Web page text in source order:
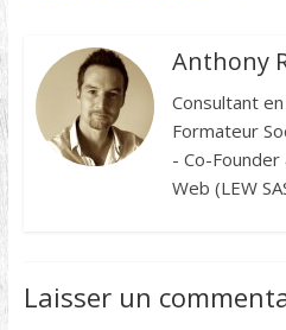
Anthony
Consultant
Formateur
- Co-
Web (LEW
Laisser un